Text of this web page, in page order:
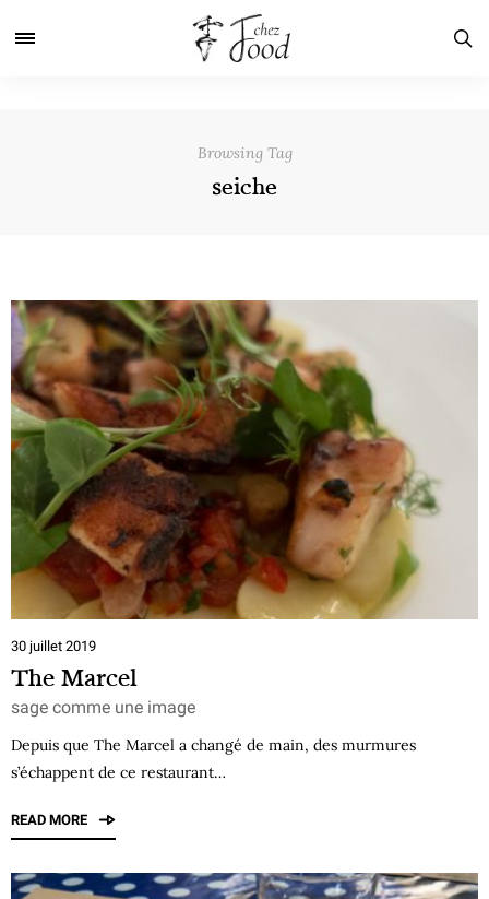
Browsing Tag
seiche
30 juillet 2019
The Marcel
sage comme une image
Depuis que The Marcel a changé de main, des murmures
s’échappent de ce restaurant…
READ MORE